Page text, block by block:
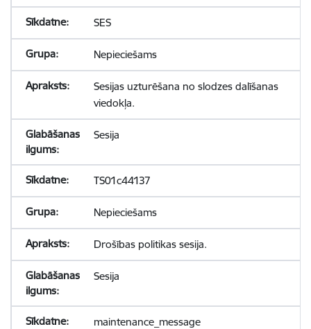
SES
Nepieciešams
Sesijas uzturēšana no slodzes dalīšanas
viedokļa.
Sesija
TS01c44137
Nepieciešams
Drošības politikas sesija.
Sesija
maintenance_message